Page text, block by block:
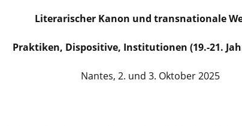
Literarischer Kanon und transnationale
Praktiken, Dispositive, Institutionen (19.-21.
Nantes, 2. und 3. Oktober 2025